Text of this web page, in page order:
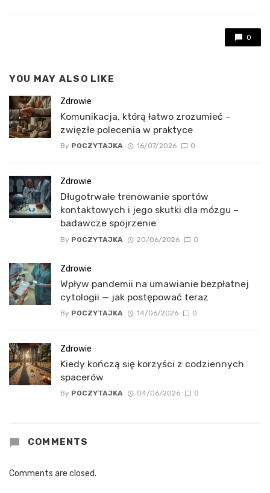
0
YOU MAY ALSO LIKE
Zdrowie
Komunikacja, którą łatwo zrozumieć –
zwięzłe polecenia w praktyce
By POCZYTAJKA 16/07/2026 0
Zdrowie
Długotrwałe trenowanie sportów
kontaktowych i jego skutki dla mózgu –
badawcze spojrzenie
By POCZYTAJKA 20/06/2026 0
Zdrowie
Wpływ pandemii na umawianie bezpłatnej
cytologii — jak postępować teraz
By POCZYTAJKA 14/06/2026 0
Zdrowie
Kiedy kończą się korzyści z codziennych
spacerów
By POCZYTAJKA 04/06/2026 0
COMMENTS
Comments are closed.